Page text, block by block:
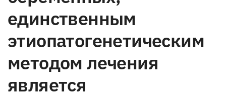
единственным
этиопатогенетическим
методом лечения
является